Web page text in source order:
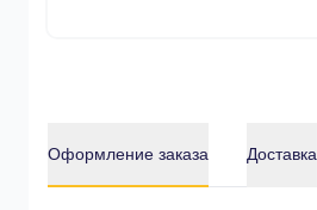
Оформление заказа Доставка